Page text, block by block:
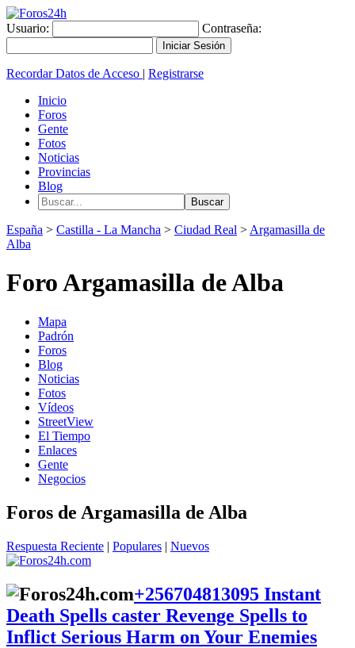
Usuario: Contraseña:
Recordar Datos de Acceso | Registrarse
Inicio
Foros
Gente
Fotos
Noticias
Provincias
Blog
España > Castilla - La Mancha > Ciudad Real > Argamasilla de
Alba
Foro Argamasilla de Alba
Mapa
Padrón
Foros
Blog
Noticias
Fotos
Vídeos
StreetView
El Tiempo
Enlaces
Gente
Negocios
Foros de Argamasilla de Alba
Respuesta Reciente | Populares | Nuevos
+256704813095 Instant
Death Spells caster Revenge Spells to
Inflict Serious Harm on Your Enemies